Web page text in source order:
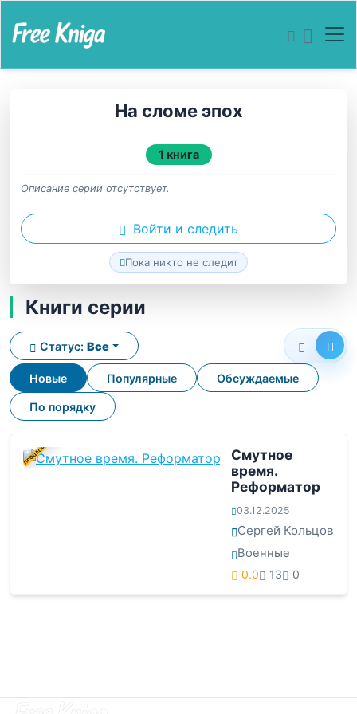
На сломе эпох
1 книга
Описание серии отсутствует.
Войти и следить
Пока никто не следит
Книги серии
Новые Популярные Обсуждаемые
По порядку
Статус: Все
В ПРОЦЕССЕ
Смутное
время.
Реформатор
03.12.2025
Сергей Кольцов
Военные
0.0 13 0